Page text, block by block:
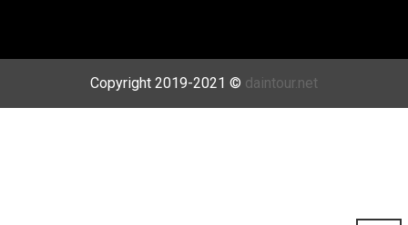
Copyright 2019-2021 © daintour.net